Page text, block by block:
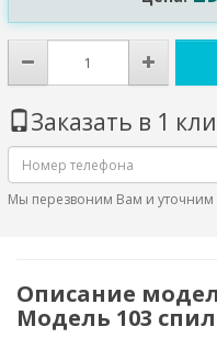
Заказать в 1
Мы перезвоним Вам и уточним
Описание
Модель 103